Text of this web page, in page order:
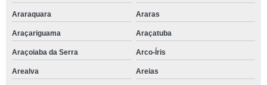
Araraquara Araras
Araçariguama Araçatuba
Araçoiaba da Serra Arco-Íris
Arealva Areias